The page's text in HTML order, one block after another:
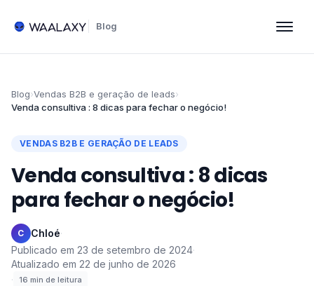
Blog
Blog›Vendas B2B e geração de leads›
Venda consultiva : 8 dicas para fechar o negócio!
VENDAS B2B E GERAÇÃO DE LEADS
Venda consultiva : 8 dicas
para fechar o negócio!
C Chloé·
Publicado em 23 de setembro de 2024·
Atualizado em 22 de junho de 2026
·
16 min de leitura